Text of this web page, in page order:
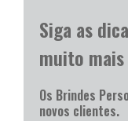
Siga as
muito
Os Brindes
novos clientes.